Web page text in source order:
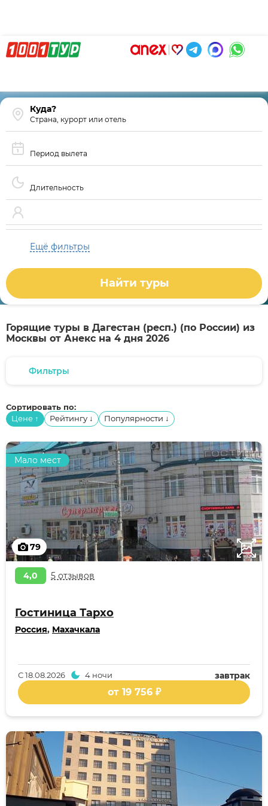
Страна, курорт или отель
Период вылета
Длительность
Ещё фильтры
Найти туры
Горящие туры в Дагестан (респ.) (по России) из
Москвы от Анекс на 4 дня 2026
Фильтры
Сортировать по:
Цене ↑ Рейтингу ↓ Популярности ↓
79
Мало мест
4,0 5 отзывов
Гостиница Тархо
Россия, Махачкала
завтрак
С18.08.2026 4 ночи
от 19 756 ₽